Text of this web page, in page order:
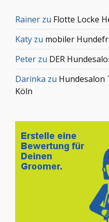
Rainer zu Flotte Locke
Katy zu mobiler
Peter zu DER
Darinka zu Hundesalon
Köln